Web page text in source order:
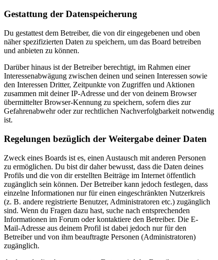
Gestattung der Datenspeicherung
Du gestattest dem Betreiber, die von dir eingegebenen und oben
näher spezifizierten Daten zu speichern, um das Board betreiben
und anbieten zu können.
Darüber hinaus ist der Betreiber berechtigt, im Rahmen einer
Interessenabwägung zwischen deinen und seinen Interessen sowie
den Interessen Dritter, Zeitpunkte von Zugriffen und Aktionen
zusammen mit deiner IP-Adresse und der von deinem Browser
übermittelter Browser-Kennung zu speichern, sofern dies zur
Gefahrenabwehr oder zur rechtlichen Nachverfolgbarkeit notwendig
ist.
Regelungen bezüglich der Weitergabe deiner Daten
Zweck eines Boards ist es, einen Austausch mit anderen Personen
zu ermöglichen. Du bist dir daher bewusst, dass die Daten deines
Profils und die von dir erstellten Beiträge im Internet öffentlich
zugänglich sein können. Der Betreiber kann jedoch festlegen, dass
einzelne Informationen nur für einen eingeschränkten Nutzerkreis
(z. B. andere registrierte Benutzer, Administratoren etc.) zugänglich
sind. Wenn du Fragen dazu hast, suche nach entsprechenden
Informationen im Forum oder kontaktiere den Betreiber. Die E-
Mail-Adresse aus deinem Profil ist dabei jedoch nur für den
Betreiber und von ihm beauftragte Personen (Administratoren)
zugänglich.